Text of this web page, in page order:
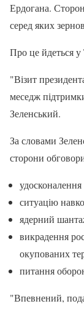
Ердогана.
серед яких
Про це йдеться у
"Візит
меседж
Зеленський.
За словами
сторони
удосконалення
ситуацію
ядерний
викрадення
окупованих
питання
"Впевнений,